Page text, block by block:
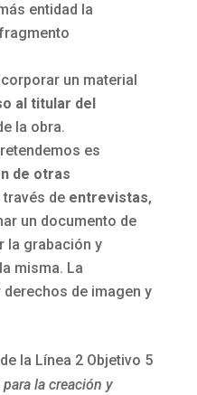
entidad la
un material
al titular del
la obra.
es
de otras
de entrevistas,
un documento de
la grabación y
misma. La
de imagen y
la Línea 2 Objetivo 5
la creación y